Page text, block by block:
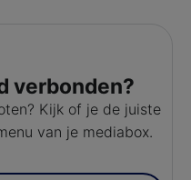
verbonden?
Kijk of je de juiste
van je mediabox.